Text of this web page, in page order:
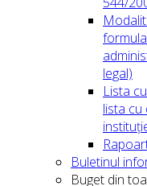
legal)
Lista
lista
Buletinul
Buget din